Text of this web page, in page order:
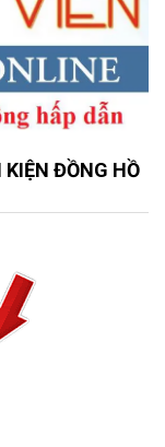
ĐỒNG HỒ